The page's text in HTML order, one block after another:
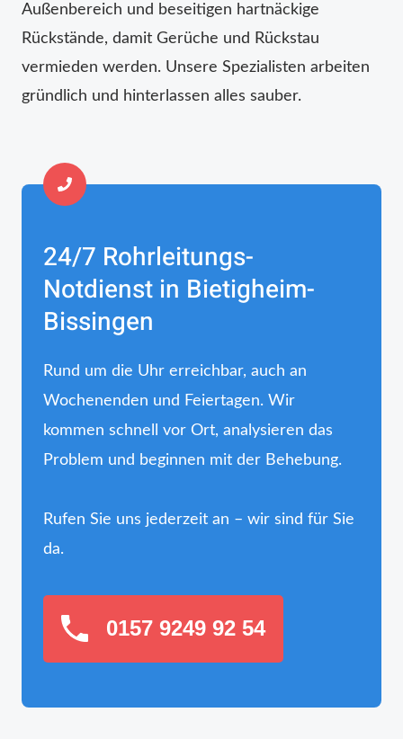
Außenbereich und beseitigen hartnäckige
Rückstände, damit Gerüche und Rückstau
vermieden werden. Unsere Spezialisten arbeiten
gründlich und hinterlassen alles sauber.
24/7 Rohrleitungs-
Notdienst in Bietigheim-
Bissingen
Rund um die Uhr erreichbar, auch an
Wochenenden und Feiertagen. Wir
kommen schnell vor Ort, analysieren das
Problem und beginnen mit der Behebung.
Rufen Sie uns jederzeit an – wir sind für Sie
da.
0157 9249 92 54